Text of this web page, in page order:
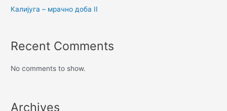
Калијуга – мрачно доба II
Recent Comments
No comments to show.
Archives